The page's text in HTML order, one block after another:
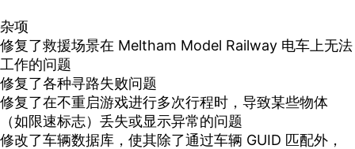
杂项
修复了救援场景在 Meltham Model Railway 电车上无法
工作的问题
修复了各种寻路失败问题
修复了在不重启游戏进行多次行程时，导致某些物体
（如限速标志）丢失或显示异常的问题
修改了车辆数据库，使其除了通过车辆 GUID 匹配外，